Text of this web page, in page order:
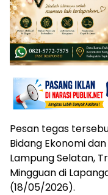
​Pesan tegas
Bidang Ekonomi
Lampung Selatan,
Mingguan di
(18/05/2026).